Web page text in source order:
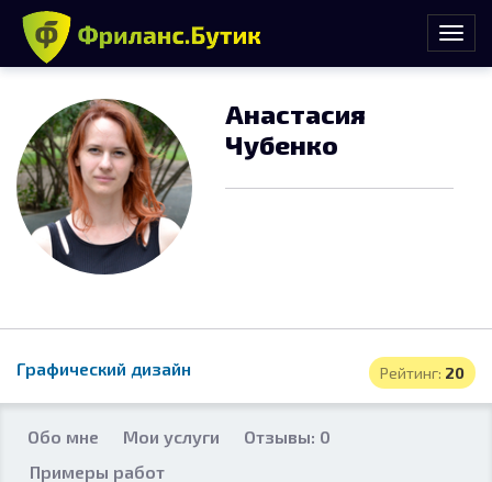
Анастасия
Чубенко
Рейтинг: 20
Графический дизайн
Обо мне Мои услуги
Отзывы: 0
Примеры работ